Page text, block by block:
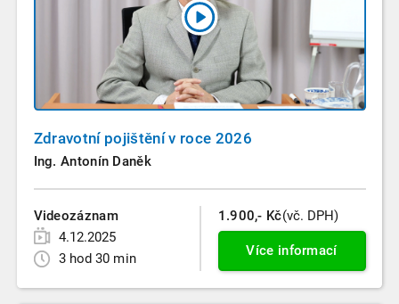
Zdravotní pojištění v roce 2026
Ing. Antonín Daněk
Videozáznam
4.12.2025
3 hod 30 min
1.900,- Kč(vč. DPH)
Více informací